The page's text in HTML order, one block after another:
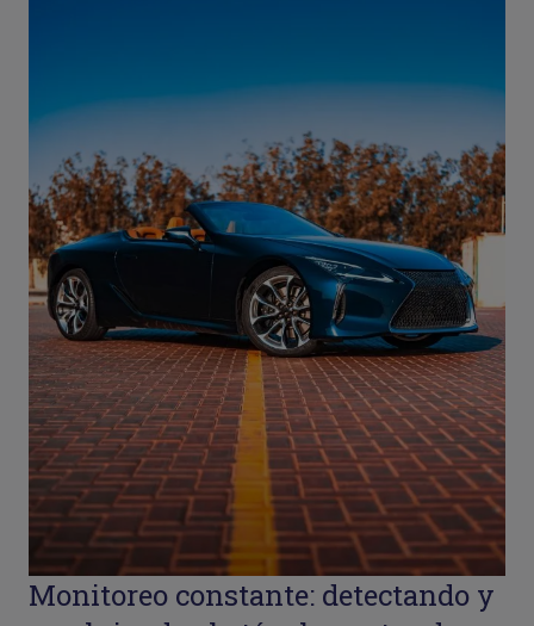
Monitoreo constante: detectando y